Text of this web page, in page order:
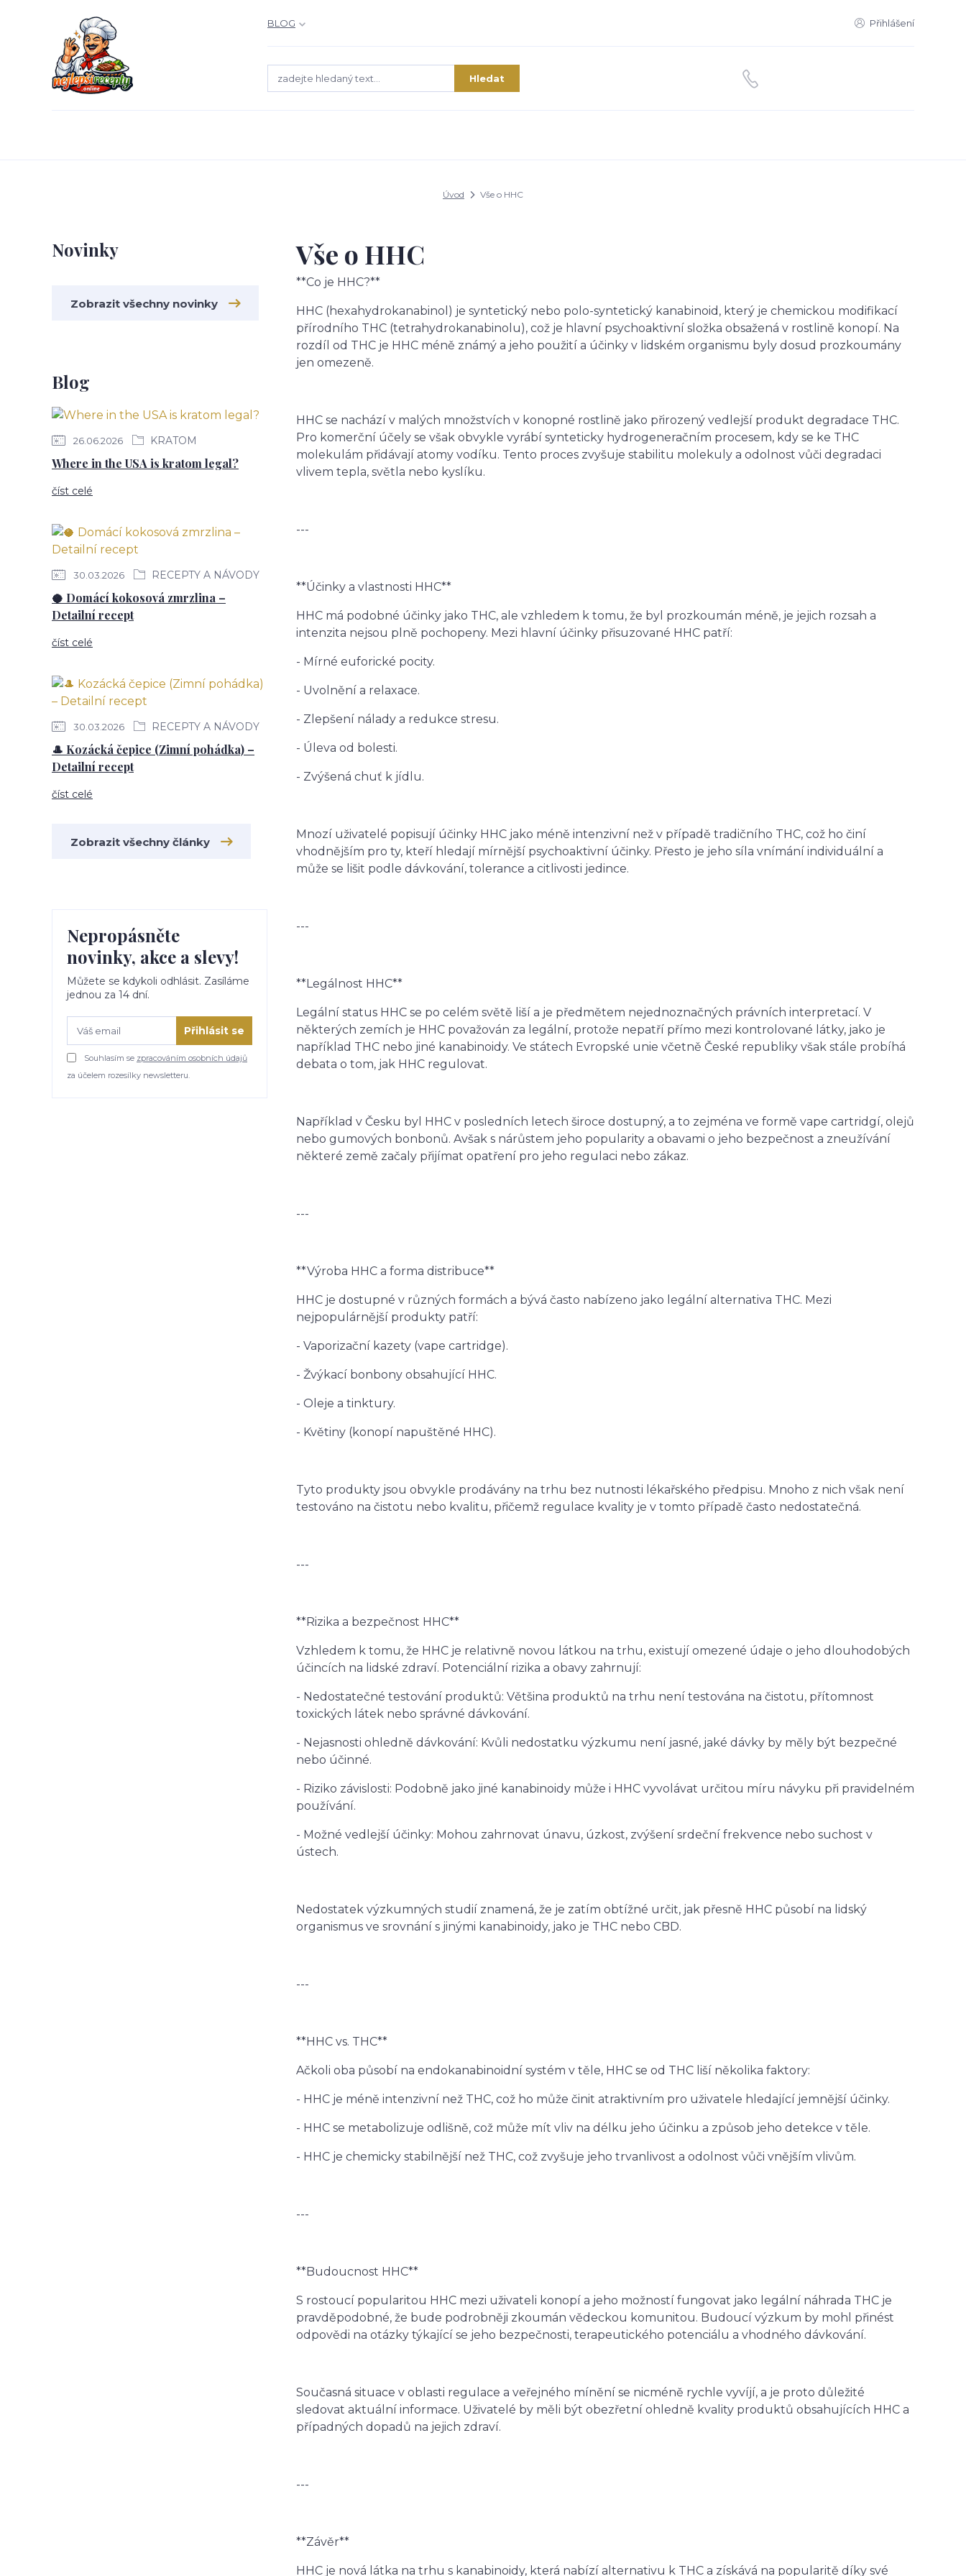
BLOG Přihlášení
Hledat
Úvod Vše o HHC
Novinky
Zobrazit všechny novinky
Blog
26.06.2026 KRATOM
Where in the USA is kratom legal?
číst celé
30.03.2026 RECEPTY A NÁVODY
🥥 Domácí kokosová zmrzlina –
Detailní recept
číst celé
30.03.2026 RECEPTY A NÁVODY
🎩 Kozácká čepice (Zimní pohádka) –
Detailní recept
číst celé
Zobrazit všechny články
Nepropásněte
novinky, akce a slevy!
Můžete se kdykoli odhlásit. Zasíláme
jednou za 14 dní.
Přihlásit se
Souhlasím se zpracováním osobních údajů
za účelem rozesílky newsletteru.
Vše o HHC
**Co je HHC?**
HHC (hexahydrokanabinol) je syntetický nebo polo-syntetický kanabinoid, který je chemickou modifikací
přírodního THC (tetrahydrokanabinolu), což je hlavní psychoaktivní složka obsažená v rostlině konopí. Na
rozdíl od THC je HHC méně známý a jeho použití a účinky v lidském organismu byly dosud prozkoumány
jen omezeně.
HHC se nachází v malých množstvích v konopné rostlině jako přirozený vedlejší produkt degradace THC.
Pro komerční účely se však obvykle vyrábí synteticky hydrogeneračním procesem, kdy se ke THC
molekulám přidávají atomy vodíku. Tento proces zvyšuje stabilitu molekuly a odolnost vůči degradaci
vlivem tepla, světla nebo kyslíku.
---
**Účinky a vlastnosti HHC**
HHC má podobné účinky jako THC, ale vzhledem k tomu, že byl prozkoumán méně, je jejich rozsah a
intenzita nejsou plně pochopeny. Mezi hlavní účinky přisuzované HHC patří:
- Mírné euforické pocity.
- Uvolnění a relaxace.
- Zlepšení nálady a redukce stresu.
- Úleva od bolesti.
- Zvýšená chuť k jídlu.
Mnozí uživatelé popisují účinky HHC jako méně intenzivní než v případě tradičního THC, což ho činí
vhodnějším pro ty, kteří hledají mírnější psychoaktivní účinky. Přesto je jeho síla vnímání individuální a
může se lišit podle dávkování, tolerance a citlivosti jedince.
---
**Legálnost HHC**
Legální status HHC se po celém světě liší a je předmětem nejednoznačných právních interpretací. V
některých zemích je HHC považován za legální, protože nepatří přímo mezi kontrolované látky, jako je
například THC nebo jiné kanabinoidy. Ve státech Evropské unie včetně České republiky však stále probíhá
debata o tom, jak HHC regulovat.
Například v Česku byl HHC v posledních letech široce dostupný, a to zejména ve formě vape cartridgí, olejů
nebo gumových bonbonů. Avšak s nárůstem jeho popularity a obavami o jeho bezpečnost a zneužívání
některé země začaly přijímat opatření pro jeho regulaci nebo zákaz.
---
**Výroba HHC a forma distribuce**
HHC je dostupné v různých formách a bývá často nabízeno jako legální alternativa THC. Mezi
nejpopulárnější produkty patří:
- Vaporizační kazety (vape cartridge).
- Žvýkací bonbony obsahující HHC.
- Oleje a tinktury.
- Květiny (konopí napuštěné HHC).
Tyto produkty jsou obvykle prodávány na trhu bez nutnosti lékařského předpisu. Mnoho z nich však není
testováno na čistotu nebo kvalitu, přičemž regulace kvality je v tomto případě často nedostatečná.
---
**Rizika a bezpečnost HHC**
Vzhledem k tomu, že HHC je relativně novou látkou na trhu, existují omezené údaje o jeho dlouhodobých
účincích na lidské zdraví. Potenciální rizika a obavy zahrnují:
- Nedostatečné testování produktů: Většina produktů na trhu není testována na čistotu, přítomnost
toxických látek nebo správné dávkování.
- Nejasnosti ohledně dávkování: Kvůli nedostatku výzkumu není jasné, jaké dávky by měly být bezpečné
nebo účinné.
- Riziko závislosti: Podobně jako jiné kanabinoidy může i HHC vyvolávat určitou míru návyku při pravidelném
používání.
- Možné vedlejší účinky: Mohou zahrnovat únavu, úzkost, zvýšení srdeční frekvence nebo suchost v
ústech.
Nedostatek výzkumných studií znamená, že je zatím obtížné určit, jak přesně HHC působí na lidský
organismus ve srovnání s jinými kanabinoidy, jako je THC nebo CBD.
---
**HHC vs. THC**
Ačkoli oba působí na endokanabinoidní systém v těle, HHC se od THC liší několika faktory:
- HHC je méně intenzivní než THC, což ho může činit atraktivním pro uživatele hledající jemnější účinky.
- HHC se metabolizuje odlišně, což může mít vliv na délku jeho účinku a způsob jeho detekce v těle.
- HHC je chemicky stabilnější než THC, což zvyšuje jeho trvanlivost a odolnost vůči vnějším vlivům.
---
**Budoucnost HHC**
S rostoucí popularitou HHC mezi uživateli konopí a jeho možností fungovat jako legální náhrada THC je
pravděpodobné, že bude podrobněji zkoumán vědeckou komunitou. Budoucí výzkum by mohl přinést
odpovědi na otázky týkající se jeho bezpečnosti, terapeutického potenciálu a vhodného dávkování.
Současná situace v oblasti regulace a veřejného mínění se nicméně rychle vyvíjí, a je proto důležité
sledovat aktuální informace. Uživatelé by měli být obezřetní ohledně kvality produktů obsahujících HHC a
případných dopadů na jejich zdraví.
---
**Závěr**
HHC je nová látka na trhu s kanabinoidy, která nabízí alternativu k THC a získává na popularitě díky své